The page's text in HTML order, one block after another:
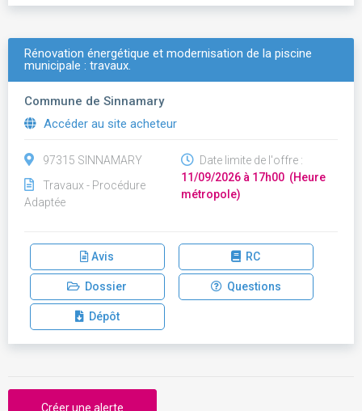
Rénovation énergétique et modernisation de la piscine
municipale : travaux.
Commune de Sinnamary
Accéder au site acheteur
97315 SINNAMARY
Travaux - Procédure
Adaptée
Date limite de l'offre :
11/09/2026 à 17h00 (Heure
métropole)
Avis RC
Dossier Questions
Dépôt
Créer une alerte